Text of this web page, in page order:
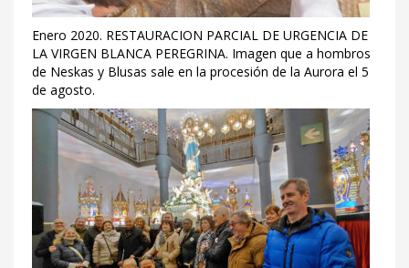
Enero 2020. RESTAURACION PARCIAL DE URGENCIA DE
LA VIRGEN BLANCA PEREGRINA. Imagen que a hombros
de Neskas y Blusas sale en la procesión de la Aurora el 5
de agosto.